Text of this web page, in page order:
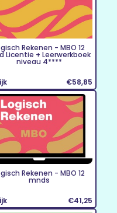
Rekenen - MBO 12
Licentie + Leerwerkboek
niveau 4****
€58,85
Rekenen - MBO 12
mnds
€41,25